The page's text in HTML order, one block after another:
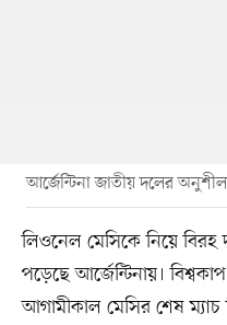
আর্জেন্টিনা জাতীয় দলের
লিওনেল মেসিকে নিয়ে
পড়েছে আর্জেন্টিনায়।
আগামীকাল মেসির শেষ